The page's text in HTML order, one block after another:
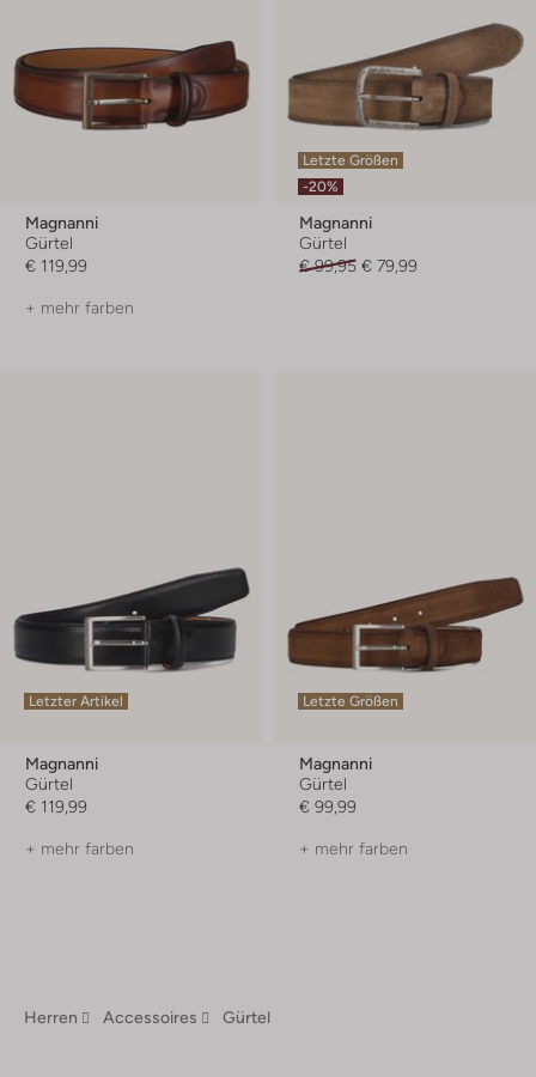
Magnanni
Gürtel
€ 119,99
+ mehr farben
Letzte Größen
-20%
Magnanni
Gürtel
€ 99,95 € 79,99
Letzter Artikel
Magnanni
Gürtel
€ 119,99
+ mehr farben
Letzte Größen
Magnanni
Gürtel
€ 99,99
+ mehr farben
Herren Accessoires Gürtel